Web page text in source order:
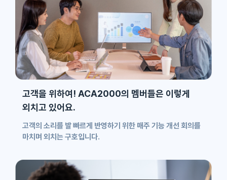
고객을 위하여! ACA2000의 멤버들은 이렇게
외치고 있어요.
고객의 소리를 발 빠르게 반영하기 위한 매주 기능 개선 회의를
마치며 외치는 구호입니다.